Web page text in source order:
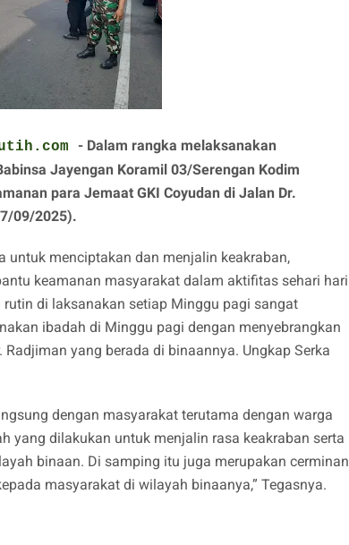
- Dalam rangka melaksanakan
Jayengan Koramil 03/Serengan Kodim
para Jemaat GKI Coyudan di Jalan Dr.
09/2025).
menciptakan dan menjalin keakraban,
keamanan masyarakat dalam aktifitas sehari hari
di laksanakan setiap Minggu pagi sangat
ibadah di Minggu pagi dengan menyebrangkan
yang berada di binaannya. Ungkap Serka
dengan masyarakat terutama dengan warga
yang dilakukan untuk menjalin rasa keakraban serta
binaan. Di samping itu juga merupakan cerminan
masyarakat di wilayah binaanya,” Tegasnya.